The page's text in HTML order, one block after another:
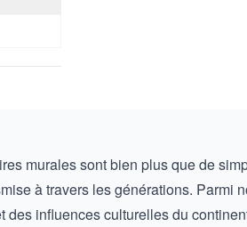
murales sont bien plus que de
à travers les générations. Parmi
des influences culturelles du